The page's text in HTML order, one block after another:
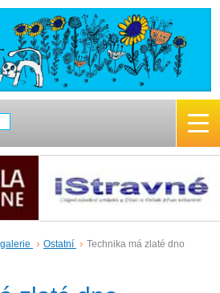
Ostatní Technika má zlaté dno